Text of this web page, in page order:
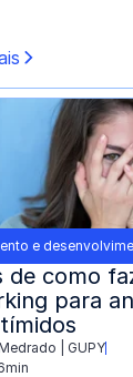
e
de como
para
| GUPY